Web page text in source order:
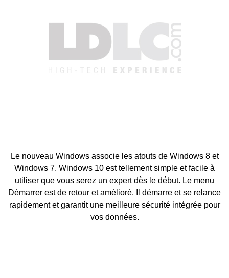
Le nouveau Windows associe les atouts de Windows 8 et
Windows 7. Windows 10 est tellement simple et facile à
utiliser que vous serez un expert dès le début. Le menu
Démarrer est de retour et amélioré. Il démarre et se relance
rapidement et garantit une meilleure sécurité intégrée pour
vos données.